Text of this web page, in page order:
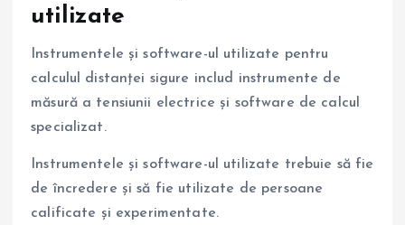
utilizate
Instrumentele și software-ul utilizate pentru
calculul distanței sigure includ instrumente de
măsură a tensiunii electrice și software de calcul
specializat.
Instrumentele și software-ul utilizate trebuie să fie
de încredere și să fie utilizate de persoane
calificate și experimentate.